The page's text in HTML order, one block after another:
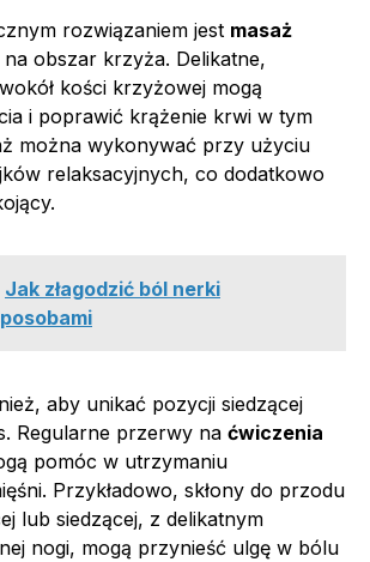
rozwiązaniem jest masaż
obszar krzyża. Delikatne,
kości krzyżowej mogą
i poprawić krążenie krwi w tym
można wykonywać przy użyciu
relaksacyjnych, co dodatkowo
Jak złagodzić ból nerki
aby unikać pozycji siedzącej
Regularne przerwy na ćwiczenia
pomóc w utrzymaniu
Przykładowo, skłony do przodu
lub siedzącej, z delikatnym
nogi, mogą przynieść ulgę w bólu